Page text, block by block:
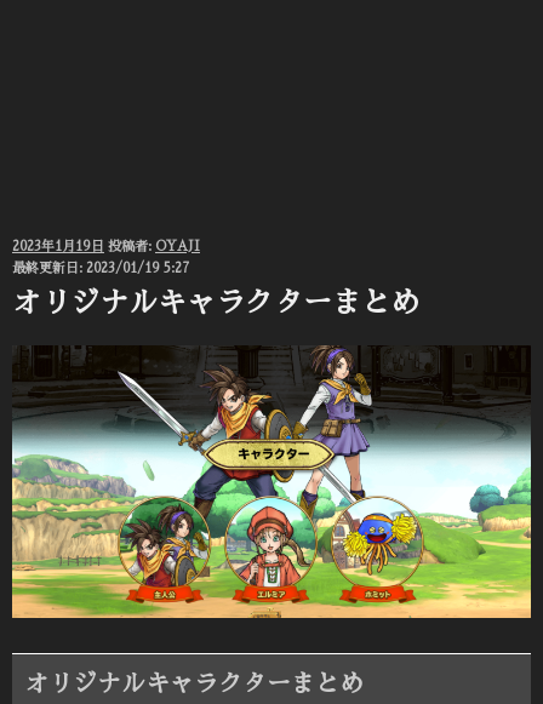
投
稿
日:
2023年1月19日 投稿者: OYAJI
最終更新日: 2023/01/19 5:27
オリジナルキャラクターまとめ
オリジナルキャラクターまとめ